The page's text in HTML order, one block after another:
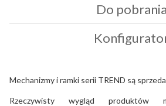
Do pobrania
Mechanizmy i ramki serii TREND są
Rzeczywisty wygląd produktów